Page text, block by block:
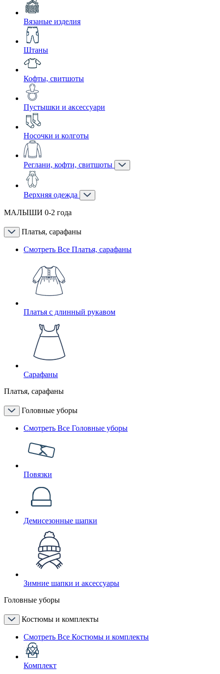
Вязаные изделия
Штаны
Кофты, свитшоты
Пустышки и аксессуари
Носочки и колготы
Реглани, кофти, свитшоты
Верхняя одежда
МАЛЫШИ 0-2 года
Платья, сарафаны
Смотреть Все Платья, сарафаны
Платья с длинный рукавом
Сарафаны
Платья, сарафаны
Головные уборы
Смотреть Все Головные уборы
Повязки
Демисезонные шапки
Зимние шапки и аксессуары
Головные уборы
Костюмы и комплекты
Смотреть Все Костюмы и комплекты
Комплект